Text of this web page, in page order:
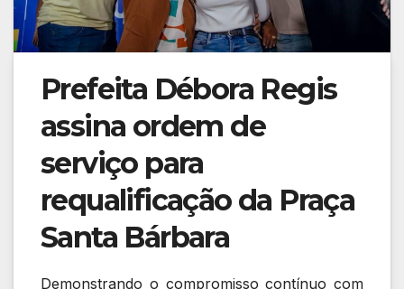
Prefeita Débora Regis
assina ordem de
serviço para
requalificação da Praça
Santa Bárbara
Demonstrando o compromisso contínuo com